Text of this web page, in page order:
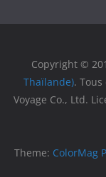
Copyright ©
Thaïlande).
Voyage Co., Ltd.
Theme: ColorMag